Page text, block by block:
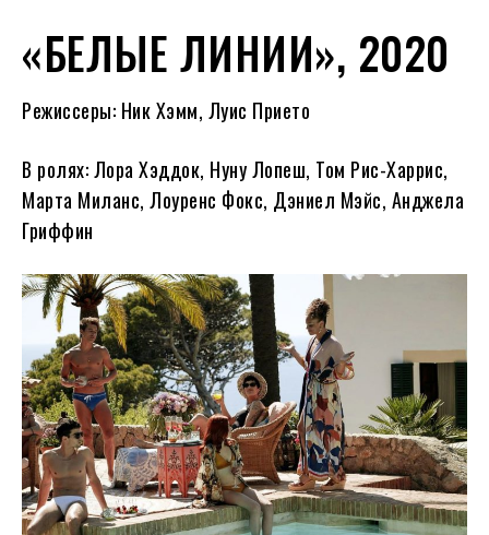
«БЕЛЫЕ ЛИНИИ», 2020
Режиссеры: Ник Хэмм, Луис Прието
В ролях: Лора Хэддок, Нуну Лопеш, Том Рис-Харрис,
Марта Миланс, Лоуренс Фокс, Дэниел Мэйс, Анджела
Гриффин